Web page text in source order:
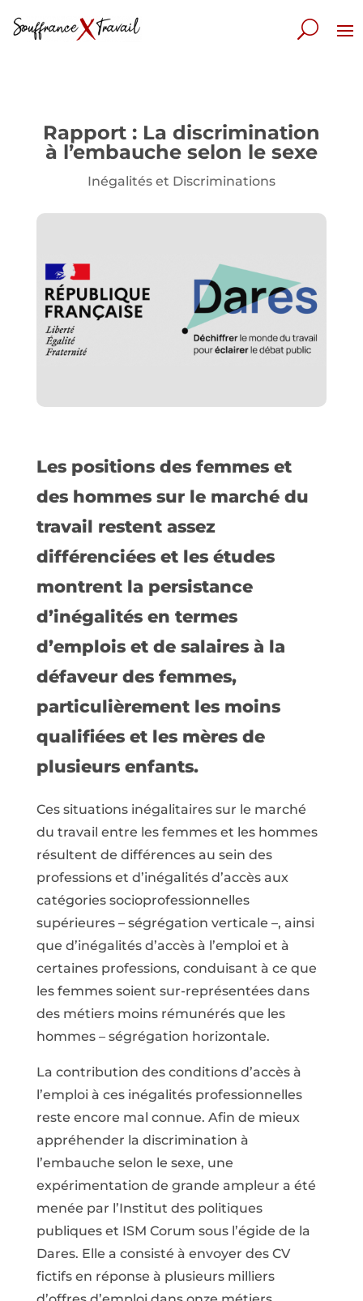
Rapport : La discrimination
à l’embauche selon le sexe
Inégalités et Discriminations
Les positions des femmes et
des hommes sur le marché du
travail restent assez
différenciées et les études
montrent la persistance
d’inégalités en termes
d’emplois et de salaires à la
défaveur des femmes,
particulièrement les moins
qualifiées et les mères de
plusieurs enfants.
Ces situations inégalitaires sur le marché
du travail entre les femmes et les hommes
résultent de différences au sein des
professions et d’inégalités d’accès aux
catégories socioprofessionnelles
supérieures – ségrégation verticale –, ainsi
que d’inégalités d’accès à l’emploi et à
certaines professions, conduisant à ce que
les femmes soient sur-représentées dans
des métiers moins rémunérés que les
hommes – ségrégation horizontale.
La contribution des conditions d’accès à
l’emploi à ces inégalités professionnelles
reste encore mal connue. Afin de mieux
appréhender la discrimination à
l’embauche selon le sexe, une
expérimentation de grande ampleur a été
menée par l’Institut des politiques
publiques et ISM Corum sous l’égide de la
Dares. Elle a consisté à envoyer des CV
fictifs en réponse à plusieurs milliers